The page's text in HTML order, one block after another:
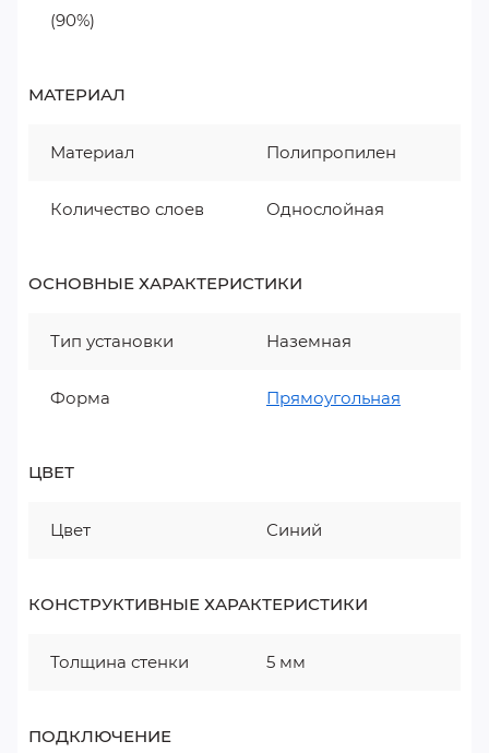
(90%)
МАТЕРИАЛ
Материал Полипропилен
Количество слоев Однослойная
ОСНОВНЫЕ ХАРАКТЕРИСТИКИ
Тип установки Наземная
Форма Прямоугольная
ЦВЕТ
Цвет Синий
КОНСТРУКТИВНЫЕ ХАРАКТЕРИСТИКИ
Толщина стенки 5 мм
ПОДКЛЮЧЕНИЕ